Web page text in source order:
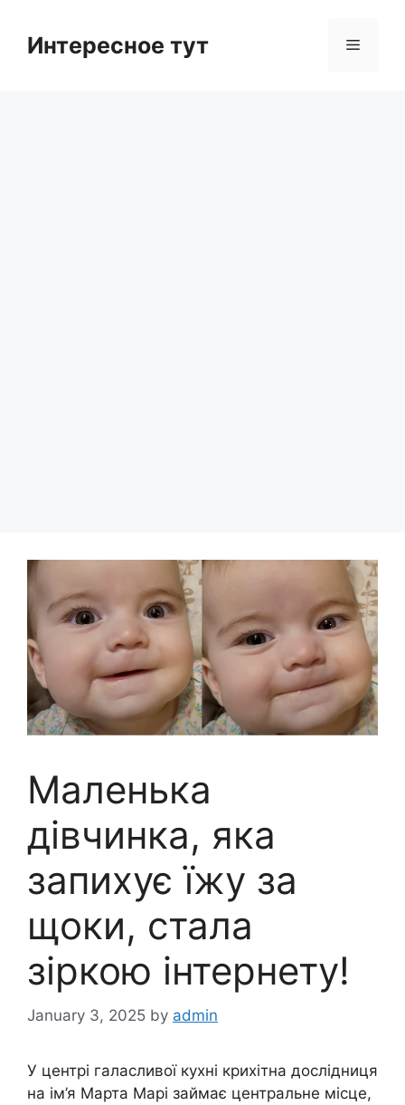
contentИнтересное тут Menu
Маленька
дівчинка, яка
запихує їжу за
щоки, стала
зіркою інтернету!
January 3, 2025 by admin
У центрі галасливої кухні крихітна дослідниця
на ім’я Марта Марі займає центральне місце,